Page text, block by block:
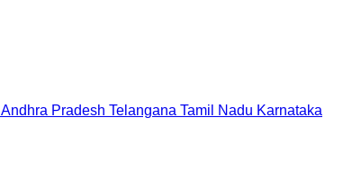
Andhra Pradesh Telangana Tamil Nadu Karnataka